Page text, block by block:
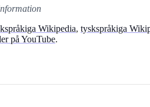
Wikipedia, tyskspråkiga
på YouTube.